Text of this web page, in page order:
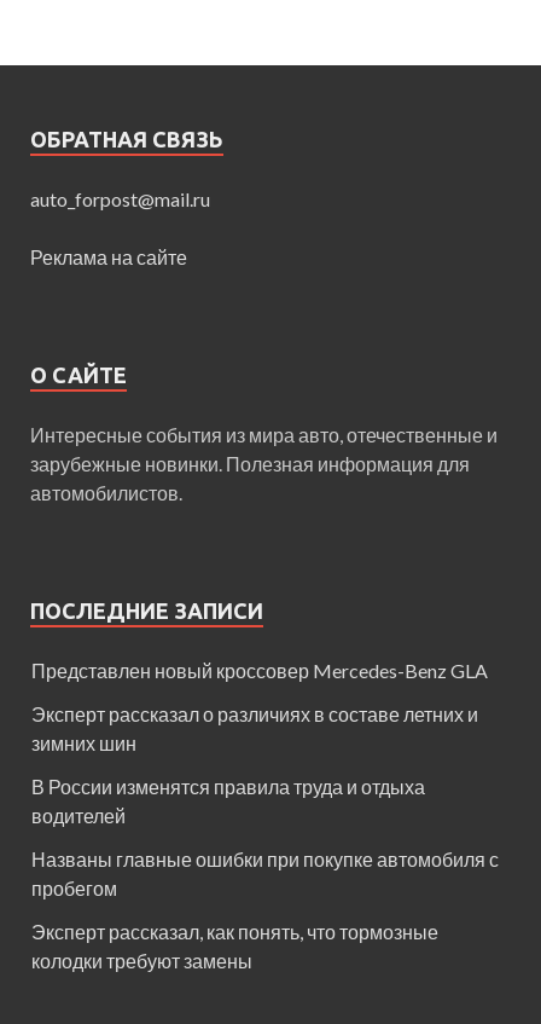
ОБРАТНАЯ СВЯЗЬ
auto_forpost@mail.ru
Реклама на сайте
О САЙТЕ
Интересные события из мира авто, отечественные и
зарубежные новинки. Полезная информация для
автомобилистов.
ПОСЛЕДНИЕ ЗАПИСИ
Представлен новый кроссовер Mercedes-Benz GLA
Эксперт рассказал о различиях в составе летних и
зимних шин
В России изменятся правила труда и отдыха
водителей
Названы главные ошибки при покупке автомобиля с
пробегом
Эксперт рассказал, как понять, что тормозные
колодки требуют замены